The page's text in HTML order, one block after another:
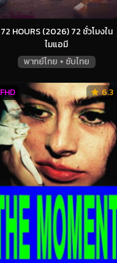
72 HOURS (2026) 72 ชั่วโมงใน
ไมแอมี
พากย์ไทย + ซับไทย
6.3
FHD